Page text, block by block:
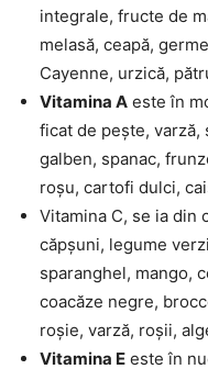
integrale, fructe de
melasă, ceapă,
Cayenne, urzică,
Vitamina A este în
ficat de pește, varză,
galben, spanac,
roșu, cartofi dulci,
Vitamina C, se ia din
căpșuni, legume
sparanghel, mango,
coacăze negre,
roșie, varză, roșii,
Vitamina E este în